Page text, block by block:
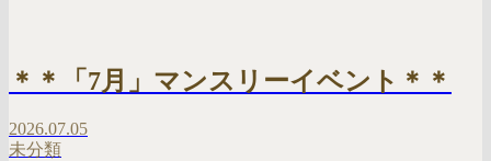
＊＊「7月」マンスリーイベント＊＊
2026.07.05
未分類